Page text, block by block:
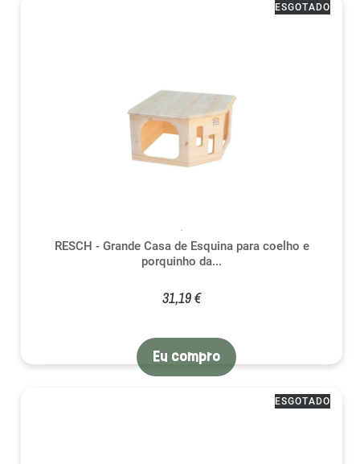
RESCH - Grande Casa de Esquina para coelho e
porquinho da...
31,19 €
ESGOTADO
Eu compro
ESGOTADO